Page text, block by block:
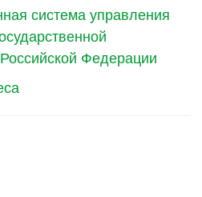
система управления
Федерации